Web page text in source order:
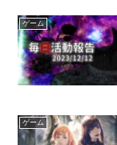
ゲーム
ゲーム